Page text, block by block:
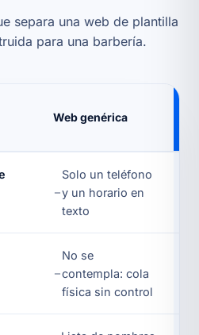
separa una web de plantilla
para una barbería.
Web genérica
Solo un teléfono
y un horario en
texto
No se
contempla: cola
física sin control